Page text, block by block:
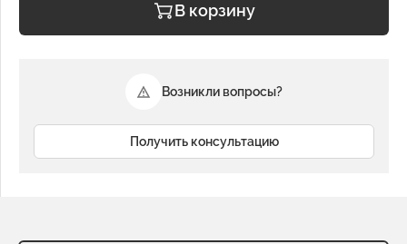
В корзину
Возникли вопросы?
Получить консультацию